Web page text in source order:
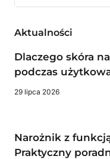
Aktualności
Dlaczego skóra
podczas
29 lipca 2026
Narożnik z
Praktyczny